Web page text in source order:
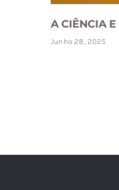
A CIÊNCIA
Junho 28, 2025